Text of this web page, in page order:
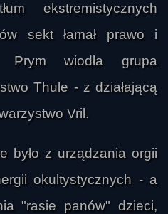
ekstremistycznych
sekt łamał prawo i
Prym wiodła grupa
Thule - z działającą
Vril.
było z urządzania orgii
okultystycznych - a
"rasie panów" dzieci,